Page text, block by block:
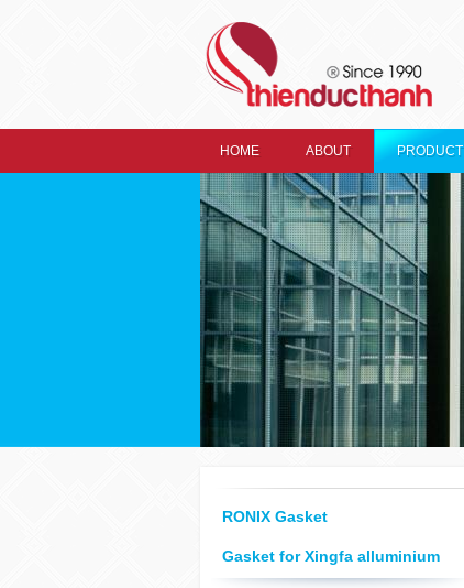
HOME ABOUT PRODUCT
RONIX Gasket
Gasket for Xingfa alluminium
Xingfa